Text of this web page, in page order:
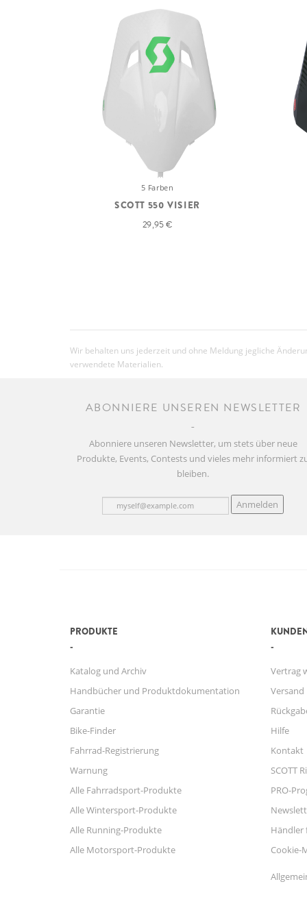
5 Farben
SCOTT 550 VISIER
29,95 €
Wir behalten uns jederzeit und ohne Meldung jegliche
verwendete Materialien.
ABONNIERE UNSEREN NEWSLETTER
Abonniere unseren Newsletter, um stets über neue
Produkte, Events, Contests und vieles mehr informiert
bleiben.
Anmelden
PRODUKTE
Katalog und Archiv
Handbücher und Produktdokumentation
Garantie
Bike-Finder
Fahrrad-Registrierung
Warnung
Alle Fahrradsport-Produkte
Alle Wintersport-Produkte
Alle Running-Produkte
Alle Motorsport-Produkte
Vertrag
Versand
Hilfe
Kontakt
SCOTT
PRO-
Händler
Cookie-